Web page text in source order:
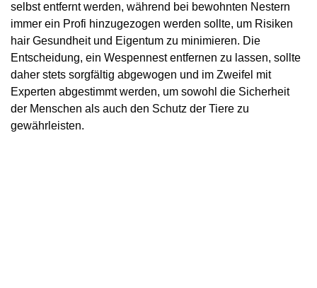
selbst entfernt werden, während bei bewohnten Nestern
immer ein Profi hinzugezogen werden sollte, um Risiken
hair Gesundheit und Eigentum zu minimieren. Die
Entscheidung, ein Wespennest entfernen zu lassen, sollte
daher stets sorgfältig abgewogen und im Zweifel mit
Experten abgestimmt werden, um sowohl die Sicherheit
der Menschen als auch den Schutz der Tiere zu
gewährleisten.